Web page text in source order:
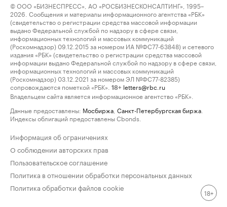
© ООО «БИЗНЕСПРЕСС», АО «РОСБИЗНЕСКОНСАЛТИНГ», 1995–
2026. Сообщения и материалы информационного агентства «РБК»
(свидетельство о регистрации средства массовой информации
выдано Федеральной службой по надзору в сфере связи,
информационных технологий и массовых коммуникаций
(Роскомнадзор) 09.12.2015 за номером ИА №ФС77-63848) и сетевого
издания «РБК» (свидетельство о регистрации средства массовой
информации выдано Федеральной службой по надзору в сфере связи,
информационных технологий и массовых коммуникаций
(Роскомнадзор) 03.12.2021 за номером ЭЛ №ФС77-82385)
сопровождаются пометкой «РБК».
18+ letters@rbc.ru
Владельцем сайта является информационное агентство «РБК».
Данные предоставлены: Мосбиржа Санкт-Петербургская биржа
Индексы облигаций предоставлены Cbonds.
Информация об ограничениях
О соблюдении авторских прав
Пользовательское соглашение
Политика в отношении обработки персональных данных
Политика обработки файлов cookie
18+